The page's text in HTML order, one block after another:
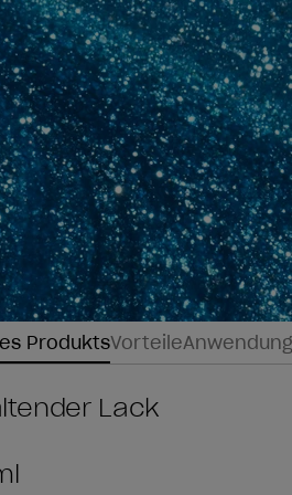
3 4
ProduktsVorteileAnwendung
Lack